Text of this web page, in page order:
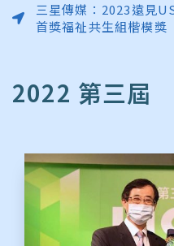
三星傳媒：2023遠見
首獎福祉共生組楷模獎
2022 第三屆